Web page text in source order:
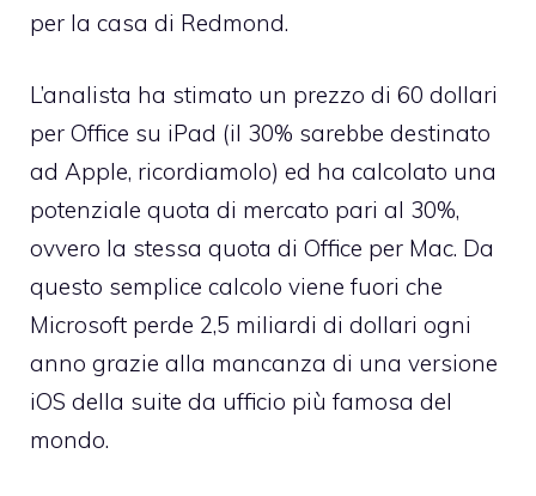
per la casa di Redmond.
L’analista ha stimato un prezzo di 60 dollari
per Office su iPad (il 30% sarebbe destinato
ad Apple, ricordiamolo) ed ha calcolato una
potenziale quota di mercato pari al 30%,
ovvero la stessa quota di Office per Mac. Da
questo semplice calcolo viene fuori che
Microsoft perde 2,5 miliardi di dollari ogni
anno grazie alla mancanza di una versione
iOS della suite da ufficio più famosa del
mondo.